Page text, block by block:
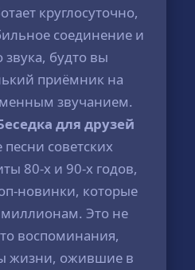
круглосуточно,
соединение и
звука, будто вы
приёмник на
звучанием.
для друзей
песни советских
80-х и 90-х годов,
новинки, которые
Это не
воспоминания,
жизни, ожившие в